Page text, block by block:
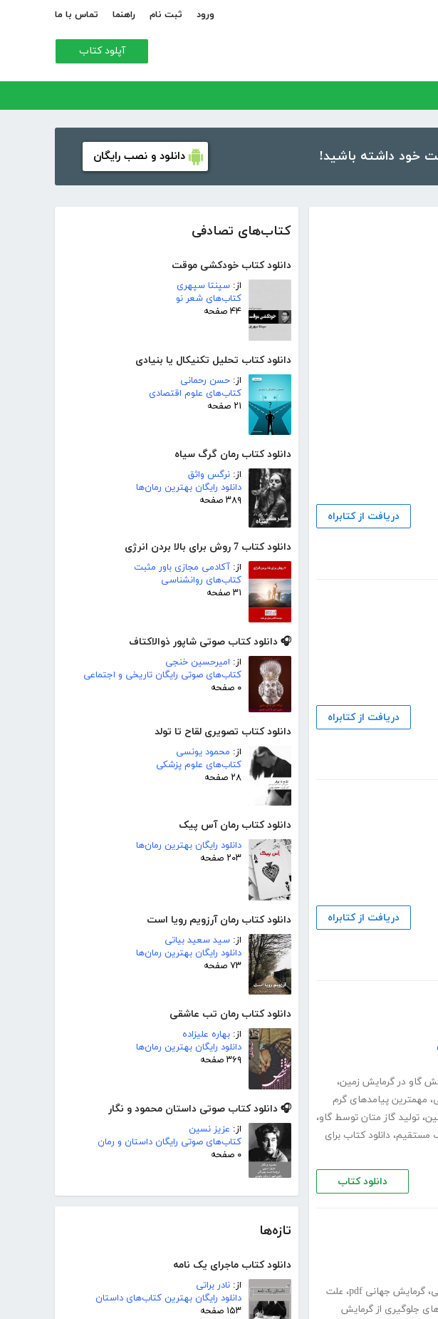
ورود ثبت نام راهنما تماس با ما
آپلود کتاب
دانلود و نصب رایگان
کتاب‌های تصادفی
دانلود کتاب خودکشی موقت
از: سپنتا سپهری
کتاب‌های شعر نو
۴۴ صفحه
دانلود کتاب تحلیل تکنیکال یا بنیادی
از: حسن رحمانی
کتاب‌های علوم اقتصادی
۲۱ صفحه
دانلود کتاب رمان گرگ سیاه
از: نرگس واثق
دانلود رایگان بهترین رمان‌ها
۳۸۹ صفحه
دانلود کتاب 7 روش برای بالا بردن انرژی
از: آکادمی مجازی باور مثبت
کتاب‌های روانشناسی
۳۱ صفحه
🎧 دانلود کتاب صوتی شاپور ذوالاکتاف
از: امیرحسین خنجی
کتاب‌های صوتی رایگان تاریخی و اجتماعی
۰ صفحه
دانلود کتاب تصویری لقاح تا تولد
از: محمود یونسی
کتاب‌های علوم پزشکی
۲۸ صفحه
دانلود کتاب رمان آس پیک
دانلود رایگان بهترین رمان‌ها
۲۰۳ صفحه
دانلود کتاب رمان آرزویم رویا است
از: سید سعید بیاتی
دانلود رایگان بهترین رمان‌ها
۷۳ صفحه
دانلود کتاب رمان تب عاشقی
از: بهاره علیزاده
دانلود رایگان بهترین رمان‌ها
۳۶۹ صفحه
🎧 دانلود کتاب صوتی داستان محمود و نگار
از: عزیز نسین
کتاب‌های صوتی رایگان داستان و رمان
۰ صفحه
تازه‌ها
دانلود کتاب ماجرای یک نامه
از: نادر براتی
دانلود رایگان بهترین کتاب‌های داستان
۱۵۳ صفحه
دریافت از کتابراه
دریافت از کتابراه
دریافت از کتابراه
گاو در گرمایش زمین،
، مهمترین پیامدهای گرم
، تولید گاز متان توسط گاو،
مستقیم، دانلود کتاب برای
دانلود کتاب
، گرمایش جهانی pdf ، علت
جلوگیری از گرمایش